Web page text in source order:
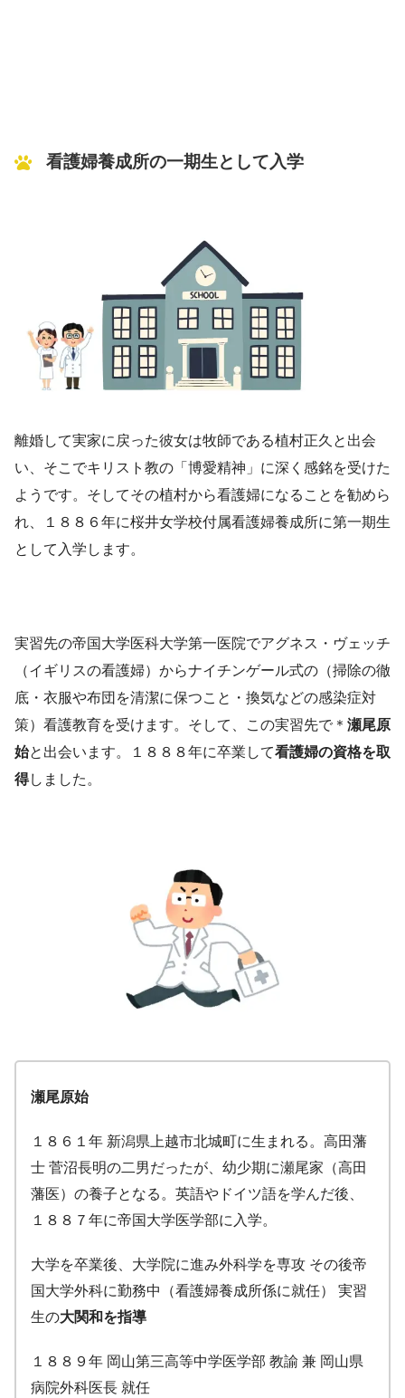
看護婦養成所の一期生として入学
離婚して実家に戻った彼女は牧師である植村正久と出会
い、そこでキリスト教の「博愛精神」に深く感銘を受けた
ようです。そしてその植村から看護婦になることを勧めら
れ、１８８６年に桜井女学校付属看護婦養成所に第一期生
として入学します。
実習先の帝国大学医科大学第一医院でアグネス・ヴェッチ
（イギリスの看護婦）からナイチンゲール式の（掃除の徹
底・衣服や布団を清潔に保つこと・換気などの感染症対
策）看護教育を受けます。そして、この実習先で＊ 瀬尾原
始と出会います。１８８８年に卒業して看護婦の資格を取
得しました。
瀬尾原始
１８６１年 新潟県上越市北城町に生まれる。高田藩
士 菅沼長明の二男だったが、幼少期に瀬尾家（高田
藩医）の養子となる。英語やドイツ語を学んだ後、
１８８７年に帝国大学医学部に入学。
大学を卒業後、大学院に進み外科学を専攻 その後帝
国大学外科に勤務中（看護婦養成所係に就任） 実習
生の大関和を指導
１８８９年 岡山第三高等中学医学部 教諭 兼 岡山県
病院外科医長 就任